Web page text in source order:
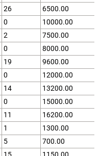
26
6500.00
0
10000.00
2
7500.00
0
8000.00
19
9600.00
0
12000.00
14
13200.00
0
15000.00
11
16200.00
1
1300.00
5
700.00
15
1150.00